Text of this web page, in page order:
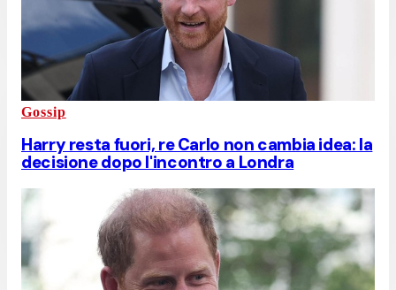
Gossip
Harry resta fuori, re Carlo non cambia idea: la
decisione dopo l'incontro a Londra